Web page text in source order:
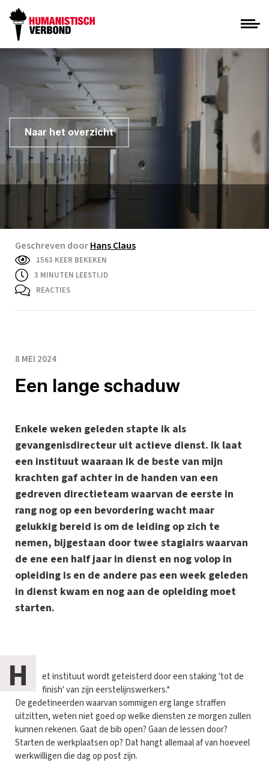
Naar het overzicht
Geschreven doorHans Claus
1563 KEER BEKEKEN
3 MINUTEN LEESTIJD
REACTIES
8 MEI 2024
Een lange schaduw
Enkele weken geleden stapte ik als
gevangenisdirecteur uit actieve dienst. Ik laat
een instituut waaraan ik de beste van mijn
krachten gaf achter in de handen van een
gedreven directieteam waarvan de eerste in
rang nog op een bevordering wacht maar
gelukkig bereid is om de leiding op zich te
nemen, bijgestaan door twee stagiairs waarvan
de ene een half jaar in dienst en nog volop in
opleiding is en de andere pas een week geleden
in dienst kwam en nog aan de opleiding moet
starten.
H
et instituut wordt geteisterd door een staking 'tot de
finish' van zijn eerstelijnswerkers.*
De gedetineerden waarvan sommigen erg lange straffen
uitzitten, weten niet goed op welke diensten ze morgen zullen
kunnen rekenen. Gaat de bib open? Gaan de lessen door?
Starten de werkplaatsen op? Dat hangt allemaal af van hoeveel
werkwilligen die dag op post zijn.